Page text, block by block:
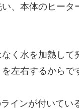
、本体のヒータ
く水を加熱し
左右するからで
インが付いてい